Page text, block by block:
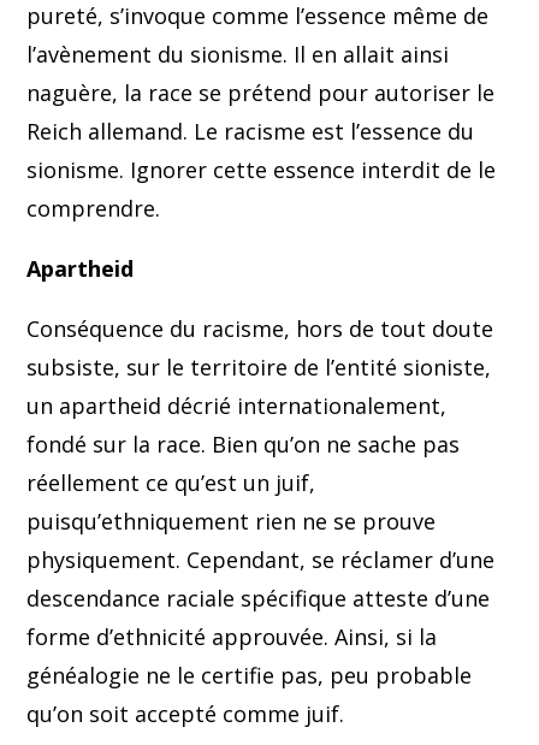
pureté, s’invoque comme l’essence même de
l’avènement du sionisme. Il en allait ainsi
naguère, la race se prétend pour autoriser le
Reich allemand. Le racisme est l’essence du
sionisme. Ignorer cette essence interdit de le
comprendre.
Apartheid
Conséquence du racisme, hors de tout doute
subsiste, sur le territoire de l’entité sioniste,
un apartheid décrié internationalement,
fondé sur la race. Bien qu’on ne sache pas
réellement ce qu’est un juif,
puisqu’ethniquement rien ne se prouve
physiquement. Cependant, se réclamer d’une
descendance raciale spécifique atteste d’une
forme d’ethnicité approuvée. Ainsi, si la
généalogie ne le certifie pas, peu probable
qu’on soit accepté comme juif.